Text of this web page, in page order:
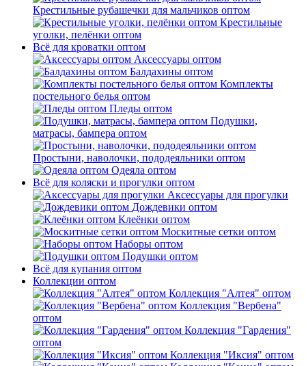
Крестильные рубашечки для мальчиков оптом
Крестильные
уголки, пелёнки оптом
Всё для кроватки оптом
Аксессуары оптом
Балдахины оптом
Комплекты
постельного белья оптом
Пледы оптом
Подушки,
матрасы, бампера оптом
Простыни, наволочки, пододеяльники оптом
Одеяла оптом
Всё для коляски и прогулки оптом
Аксессуары для прогулки
Дождевики оптом
Клеёнки оптом
Москитные сетки оптом
Наборы оптом
Подушки оптом
Всё для купания оптом
Коллекции оптом
Коллекция "Алтея" оптом
Коллекция "Вербена"
оптом
Коллекция "Гардения"
оптом
Коллекция "Иксия" оптом